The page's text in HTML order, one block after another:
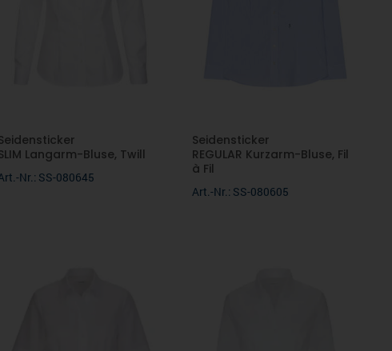
Langarm-Bluse, Twill
Nr.: SS-080645
Seidensticker
REGULAR Kurzarm-Bluse, Fil
à Fil
Art.-Nr.: SS-080605